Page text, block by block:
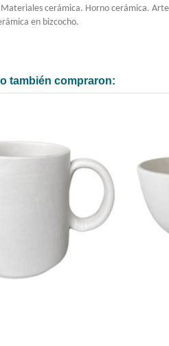
cerámica. Horno cerámica.
en bizcocho.
también compraron: